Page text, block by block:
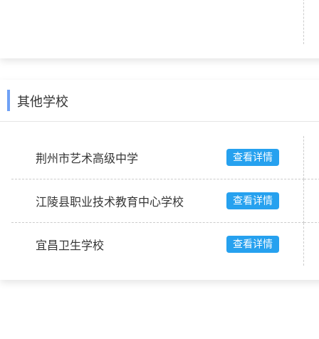
其他学校
荆州市艺术高级中学 查看详情
江陵县职业技术教育中心学校 查看详情
宜昌卫生学校 查看详情